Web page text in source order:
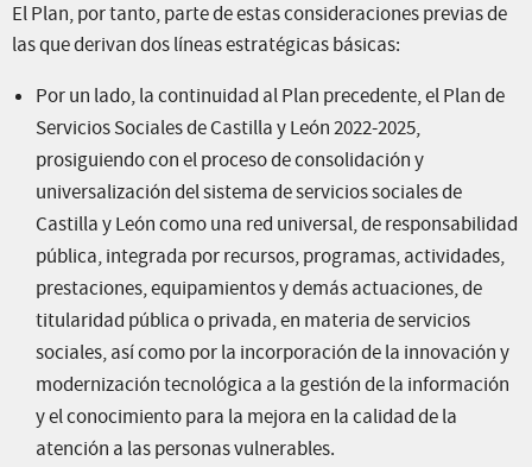
El Plan, por tanto, parte de estas consideraciones previas de
las que derivan dos líneas estratégicas básicas:
Por un lado, la continuidad al Plan precedente, el Plan de
Servicios Sociales de Castilla y León 2022-2025,
prosiguiendo con el proceso de consolidación y
universalización del sistema de servicios sociales de
Castilla y León como una red universal, de responsabilidad
pública, integrada por recursos, programas, actividades,
prestaciones, equipamientos y demás actuaciones, de
titularidad pública o privada, en materia de servicios
sociales, así como por la incorporación de la innovación y
modernización tecnológica a la gestión de la información
y el conocimiento para la mejora en la calidad de la
atención a las personas vulnerables.